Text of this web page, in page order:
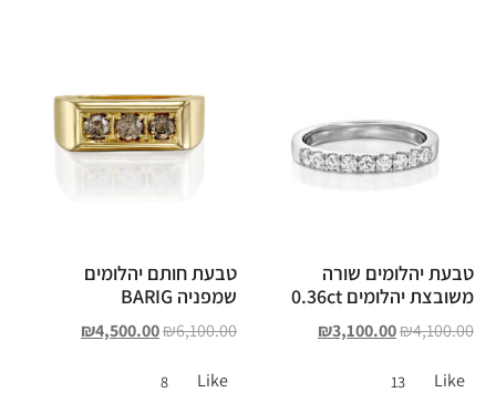
טבעת יהלומים שורה
משובצת יהלומים 0.36ct
₪4,100.00
₪3,100.00
Like
13
טבעת חותם יהלומים
שמפניה BARIG
₪6,100.00
₪4,500.00
Like
8